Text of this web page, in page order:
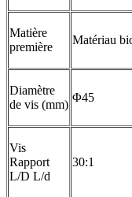
Matière
première
Matériau
Diamètre
de vis (mm)
Φ45
Vis
Rapport
L/D L/d
30:1